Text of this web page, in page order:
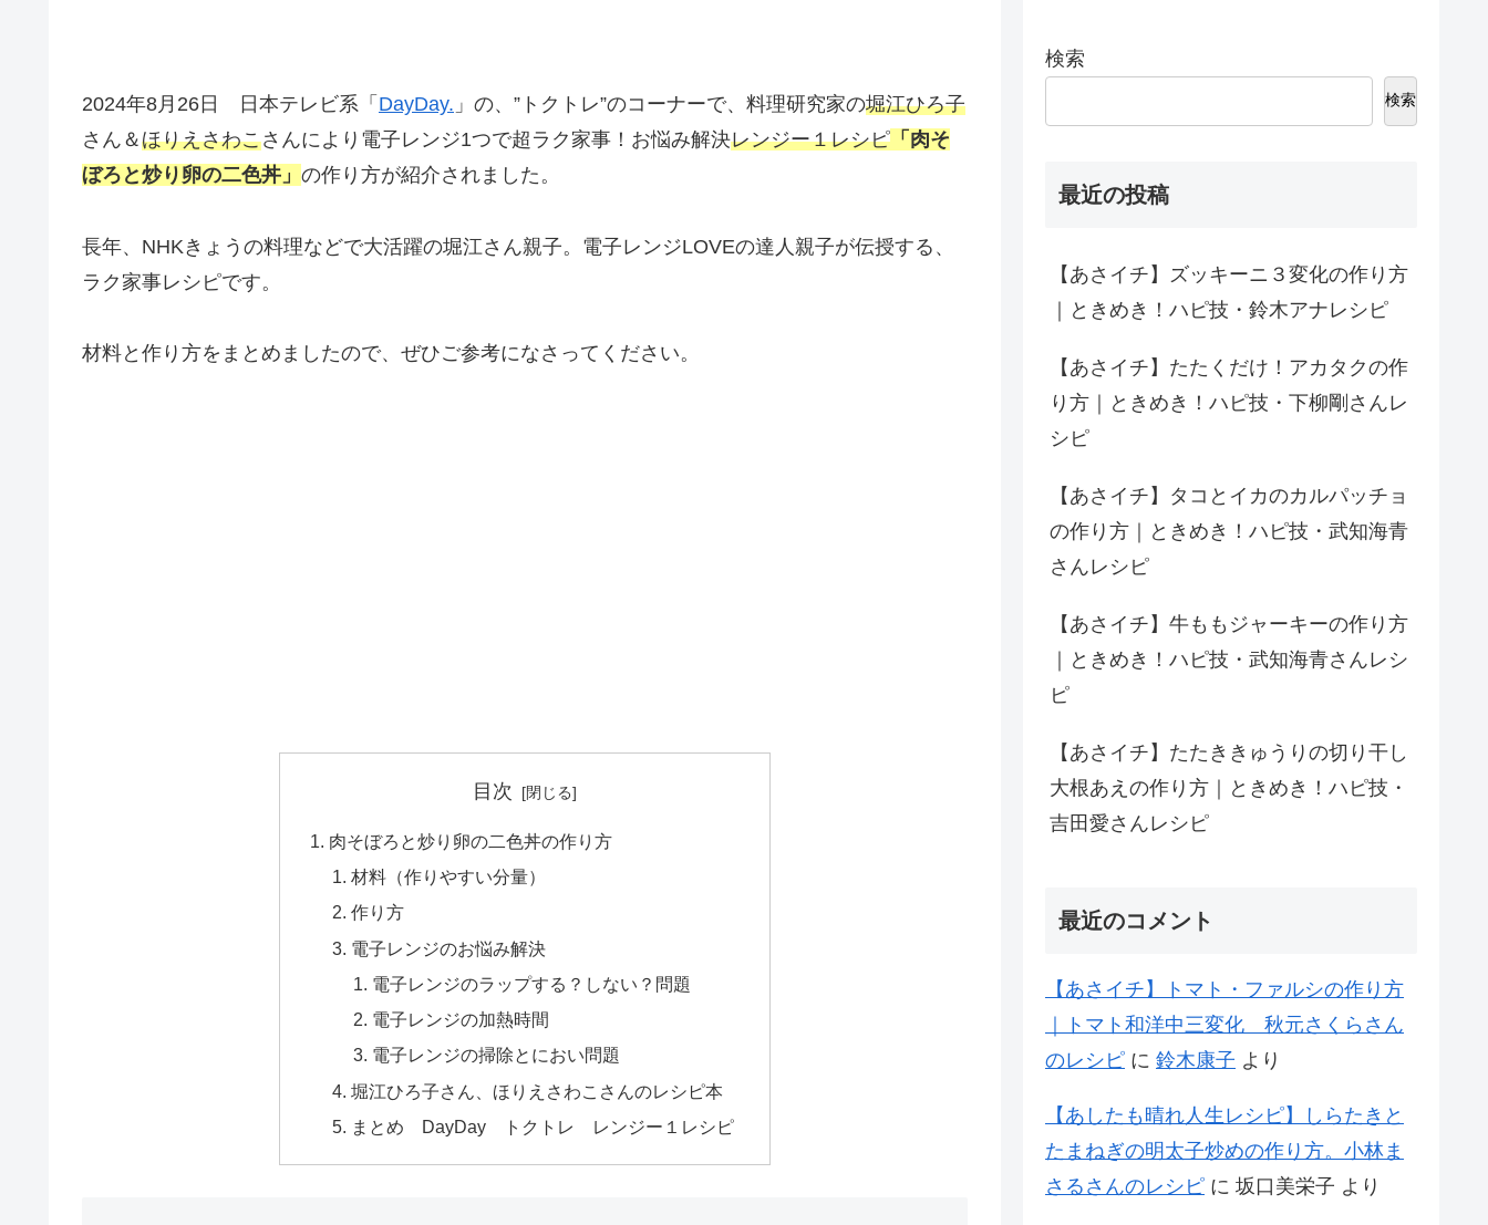
2024年8月26日 日本テレビ系「 DayDay. 」の、”トクトレ”のコーナーで、料理研究家の堀江ひろ子
さん＆ほりえさわこさんにより電子レンジ1つで超ラク家事！お悩み解決レンジー１レシピ 「肉そ
ぼろと炒り卵の二色丼 」 の作り方が紹介されました。
長年、NHKきょうの料理などで大活躍の堀江さん親子。電子レンジLOVEの達人親子が伝授する、
ラク家事レシピです。
材料と作り方をまとめましたので、ぜひご参考になさってください。
目次
肉そぼろと炒り卵の二色丼の作り方
材料（作りやすい分量）
作り方
電子レンジのお悩み解決
電子レンジのラップする？しない？問題
電子レンジの加熱時間
電子レンジの掃除とにおい問題
堀江ひろ子さん、ほりえさわこさんのレシピ本
まとめ DayDay トクトレ レンジー１レシピ
検索
検索
最近の投稿
【あさイチ】ズッキーニ３変化の作り方
｜ときめき！ハピ技・鈴木アナレシピ
【あさイチ】たたくだけ！アカタクの作
り方｜ときめき！ハピ技・下柳剛さんレ
シピ
【あさイチ】タコとイカのカルパッチョ
の作り方｜ときめき！ハピ技・武知海青
さんレシピ
【あさイチ】牛ももジャーキーの作り方
｜ときめき！ハピ技・武知海青さんレシ
ピ
【あさイチ】たたききゅうりの切り干し
大根あえの作り方｜ときめき！ハピ技・
吉田愛さんレシピ
最近のコメント
【あさイチ】トマト・ファルシの作り方
｜トマト和洋中三変化 秋元さくらさん
のレシピ に 鈴木康子 より
【あしたも晴れ人生レシピ】しらたきと
たまねぎの明太子炒めの作り方。小林ま
さるさんのレシピ に 坂口美栄子 より